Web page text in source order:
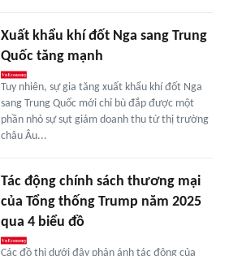
Xuất khẩu khí đốt Nga sang Trung
Quốc tăng mạnh
Tuy nhiên, sự gia tăng xuất khẩu khí đốt Nga
sang Trung Quốc mới chỉ bù đắp được một
phần nhỏ sự sụt giảm doanh thu từ thị trường
châu Âu...
Tác động chính sách thương mại
của Tổng thống Trump năm 2025
qua 4 biểu đồ
Các đồ thị dưới đây phản ánh tác động của